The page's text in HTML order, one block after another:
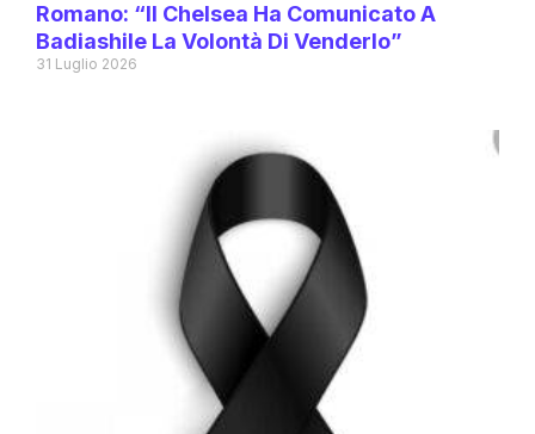
Romano: “Il Chelsea Ha Comunicato A
Badiashile La Volontà Di Venderlo”
31 Luglio 2026